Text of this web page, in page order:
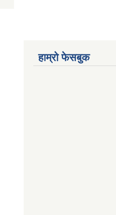
हाम्रो फेसबुक